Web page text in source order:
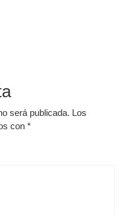
será publicada. Los
con *